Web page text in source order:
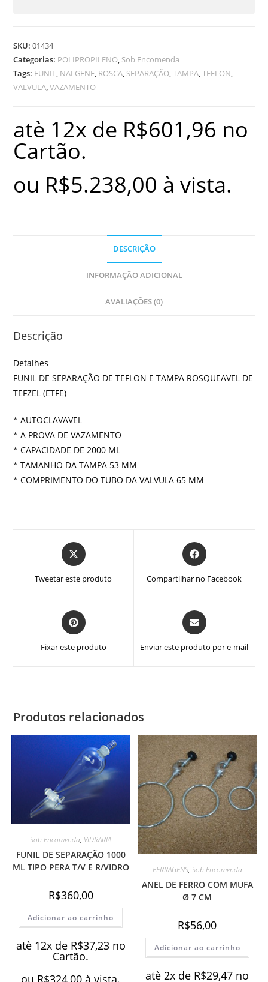
SKU:01434
Categorias: POLIPROPILENO, Sob Encomenda
Tags: FUNIL, NALGENE, ROSCA, SEPARAÇÃO,TAMPA,TEFLON,
VALVULA,VAZAMENTO
atè 12x de R$601,96 no
Cartão.
ou R$5.238,00 à vista.
DESCRIÇÃO
INFORMAÇÃO ADICIONAL
AVALIAÇÕES (0)
Descrição
Detalhes
FUNIL DE SEPARAÇÃO DE TEFLON E TAMPA ROSQUEAVEL DE
TEFZEL (ETFE)
* AUTOCLAVAVEL
* A PROVA DE VAZAMENTO
* CAPACIDADE DE 2000 ML
* TAMANHO DA TAMPA 53 MM
* COMPRIMENTO DO TUBO DA VALVULA 65 MM
Abre
em
nova
Tweetar este produto
Abre
em
nova
Compartilhar no Facebook
Abre
em
nova
Fixar este produto
Abre
em
nova
Enviar este produto por e-mail
Produtos relacionados
Sob Encomenda, VIDRARIA
FUNIL DE SEPARAÇÃO 1000
ML TIPO PERA T/V E R/VIDRO
R$360,00
Adicionar ao carrinho
atè 12x de R$37,23 no
Cartão.
ou R$324,00 à vista.
FERRAGENS, Sob Encomenda
ANEL DE FERRO COM MUFA
Ø 7 CM
R$56,00
Adicionar ao carrinho
atè 2x de R$29,47 no